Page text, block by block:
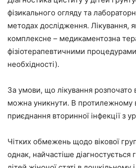
фізикального огляду та
методах дослідження. Лікування,
комплексне – медикаментозна
фізіотерапевтичними
необхідності).
За умови, що лікування розпочато
можна уникнути. В протилежному
приєднання вторинної інфекції з
Чітких обмежень щодо вікової
однак, найчастіше діагностується